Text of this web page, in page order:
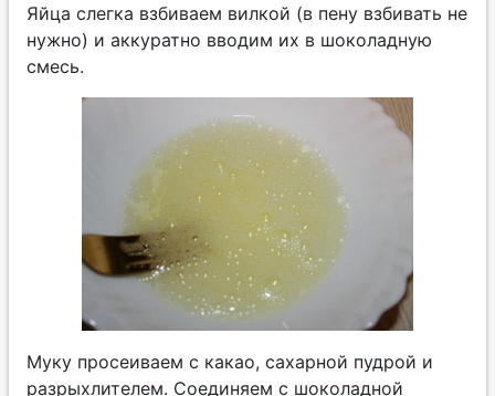
Яйца слегка взбиваем вилкой (в пену взбивать не
нужно) и аккуратно вводим их в шоколадную
смесь.
Муку просеиваем с какао, сахарной пудрой и
разрыхлителем. Соединяем с шоколадной